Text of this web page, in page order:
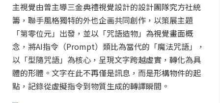
主視覺由曾主導三金典禮視覺設計的設計團隊究方社統
籌，聯手風格獨特的外也企画共同創作，以策展主題
「第零位元」出發，並以「咒語造物」為視覺畫面概
念，將AI指令（Prompt）類比為當代的「魔法咒語」，
以「型隨咒語」為核心，呈現文字跨越虛實，轉化為具
體的形體。文字在此不再僅是訊息，而是形構物件的起
點，記錄從虛擬指令到物質生成的轉譯瞬間。